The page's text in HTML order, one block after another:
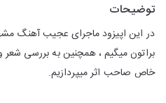
توضیحات
در این اپیزود ماجرای عجیب آهنگ
براتون میگیم ، همچنین به بررسی شعر
خاص صاحب اثر میپردازیم.